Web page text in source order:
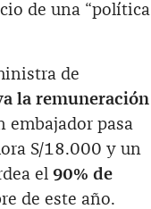
de una “política
de
la remuneración
embajador pasa
S/18.000 y un
el 90% de
de este año.